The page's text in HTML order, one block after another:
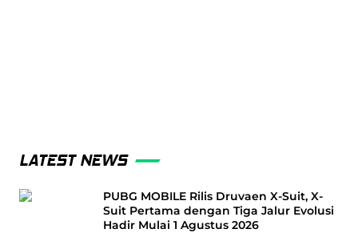
LATEST NEWS
PUBG MOBILE Rilis Druvaen X-Suit, X-
Suit Pertama dengan Tiga Jalur Evolusi
Hadir Mulai 1 Agustus 2026